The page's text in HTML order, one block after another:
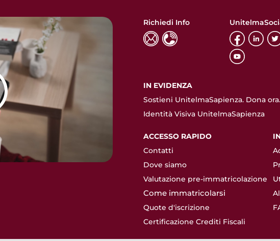
Richiedi Info
IN EVIDENZA
Sostieni UnitelmaSapienza. Dona ora.
Identità Visiva UnitelmaSapienza
ACCESSO RAPIDO
Contatti
Dove siamo
Valutazione pre-immatricolazione
Come immatricolarsi
Quote d'iscrizione
Certificazione Crediti Fiscali